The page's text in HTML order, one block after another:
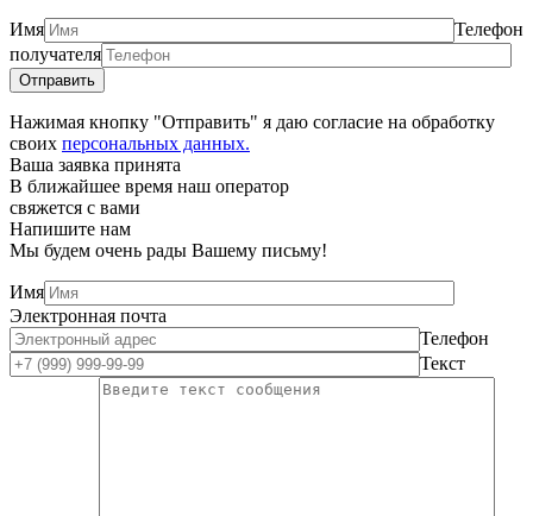
Имя
Телефон
получателя
Нажимая кнопку "Отправить" я даю согласие на обработку
своих персональных данных.
Ваша заявка принята
В ближайшее время наш оператор
свяжется с вами
Напишите нам
Мы будем очень рады Вашему письму!
Имя
Электронная почта
Телефон
Текст